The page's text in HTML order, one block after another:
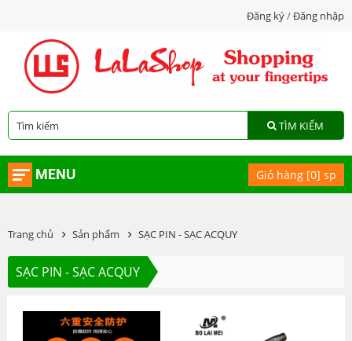
Đăng ký/Đăng nhập
TÌM KIẾM
MENU Giỏ hàng [0] sp
Trang chủ Sản phẩm SẠC PIN - SẠC ACQUY
SẠC PIN - SẠC ACQUY